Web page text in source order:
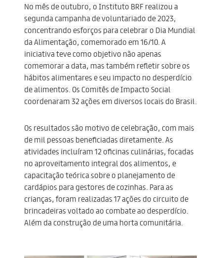
No mês de outubro, o Instituto BRF realizou a
segunda campanha de voluntariado de 2023,
concentrando esforços para celebrar o Dia Mundial
da Alimentação, comemorado em 16/10. A
iniciativa teve como objetivo não apenas
comemorar a data, mas também refletir sobre os
hábitos alimentares e seu impacto no desperdício
de alimentos. Os Comitês de Impacto Social
coordenaram 32 ações em diversos locais do Brasil.
Os resultados são motivo de celebração, com mais
de mil pessoas beneficiadas diretamente. As
atividades incluíram 12 oficinas culinárias, focadas
no aproveitamento integral dos alimentos, e
capacitação teórica sobre o planejamento de
cardápios para gestores de cozinhas. Para as
crianças, foram realizadas 17 ações do circuito de
brincadeiras voltado ao combate ao desperdício.
Além da construção de uma horta comunitária.